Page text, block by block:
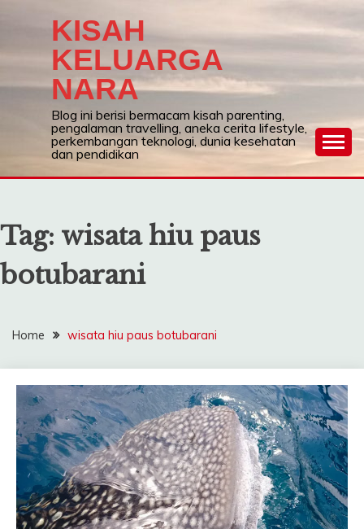
KISAH
KELUARGA
NARA
Blog ini berisi bermacam kisah parenting,
pengalaman travelling, aneka cerita lifestyle,
perkembangan teknologi, dunia kesehatan
dan pendidikan
Tag: wisata hiu paus
botubarani
Home wisata hiu paus botubarani